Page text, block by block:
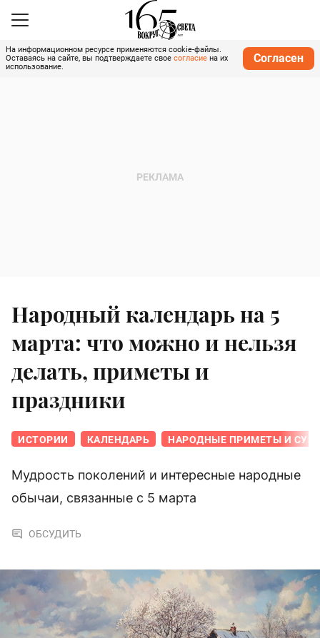
На информационном ресурсе применяются cookie-файлы.
Оставаясь на сайте, вы подтверждаете свое согласие на их
использование.
Согласен
Народный календарь на 5
марта: что можно и нельзя
делать, приметы и
праздники
ИСТОРИИ КАЛЕНДАРЬ НАРОДНЫЕ ПРИМЕТЫ И
Мудрость поколений и интересные народные
обычаи, связанные с 5 марта
ОБСУДИТЬ